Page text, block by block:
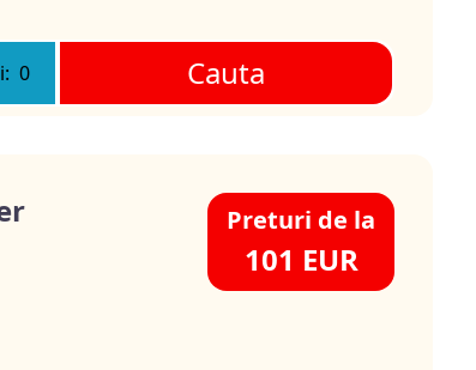
0 Cauta
Preturi de la
101 EUR